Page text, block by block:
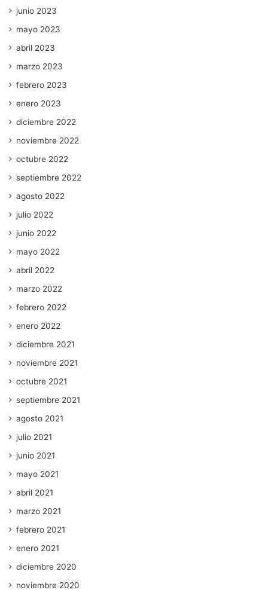
junio 2023
mayo 2023
abril 2023
marzo 2023
febrero 2023
enero 2023
diciembre 2022
noviembre 2022
octubre 2022
septiembre 2022
agosto 2022
julio 2022
junio 2022
mayo 2022
abril 2022
marzo 2022
febrero 2022
enero 2022
diciembre 2021
noviembre 2021
octubre 2021
septiembre 2021
agosto 2021
julio 2021
junio 2021
mayo 2021
abril 2021
marzo 2021
febrero 2021
enero 2021
diciembre 2020
noviembre 2020